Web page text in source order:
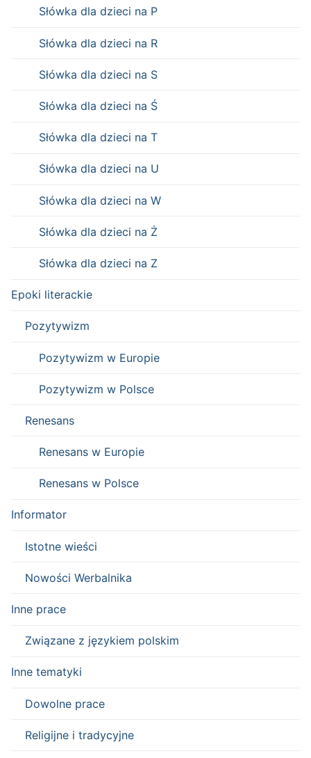
Słówka dla dzieci na P
Słówka dla dzieci na R
Słówka dla dzieci na S
Słówka dla dzieci na Ś
Słówka dla dzieci na T
Słówka dla dzieci na U
Słówka dla dzieci na W
Słówka dla dzieci na Ż
Słówka dla dzieci na Z
Epoki literackie
Pozytywizm
Pozytywizm w Europie
Pozytywizm w Polsce
Renesans
Renesans w Europie
Renesans w Polsce
Informator
Istotne wieści
Nowości Werbalnika
Inne prace
Związane z językiem polskim
Inne tematyki
Dowolne prace
Religijne i tradycyjne